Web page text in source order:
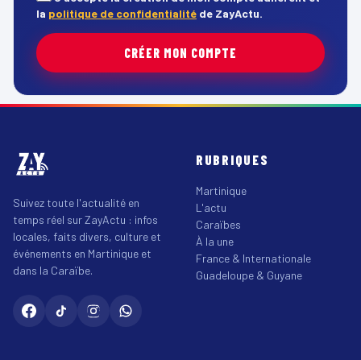
la politique de confidentialité de ZayActu.
CRÉER MON COMPTE
Suivez toute l'actualité en
temps réel sur ZayActu : infos
locales, faits divers, culture et
événements en Martinique et
dans la Caraïbe.
RUBRIQUES
Martinique
L'actu
Caraïbes
À la une
France & Internationale
Guadeloupe & Guyane